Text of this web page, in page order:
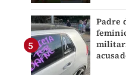
Padre